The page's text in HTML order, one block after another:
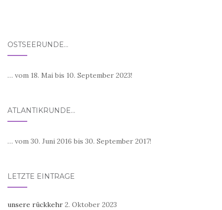
OSTSEERUNDE…
… vom 18. Mai bis 10. September 2023!
ATLANTIKRUNDE…
… vom 30. Juni 2016 bis 30. September 2017!
LETZTE EINTRÄGE
unsere rückkehr 2. Oktober 2023